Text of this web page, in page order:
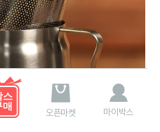
오픈마켓 마이박스